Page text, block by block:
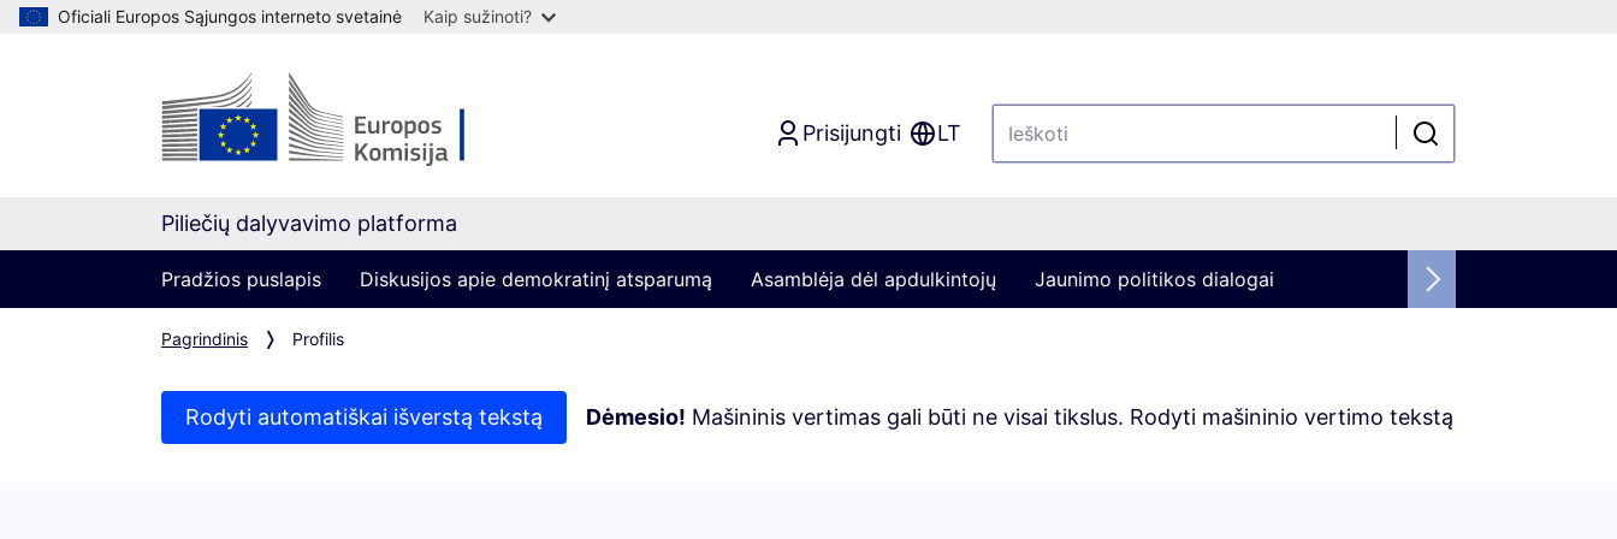
Oficiali Europos Sąjungos interneto svetainė Kaip sužinoti?
Prisijungti LT
Piliečių dalyvavimo platforma
Pradžios puslapis Diskusijos apie demokratinį atsparumą Asamblėja dėl apdulkintojų Jaunimo politikos dialogai
Pagrindinis Profilis
Rodyti automatiškai išverstą tekstą Dėmesio! Mašininis vertimas gali būti ne visai tikslus. Rodyti mašininio vertimo tekstą